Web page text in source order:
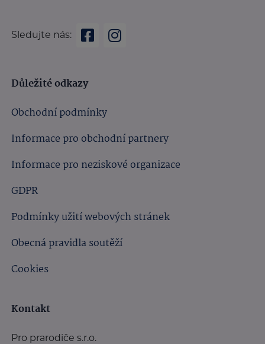
Sledujte nás:
Důležité odkazy
Obchodní podmínky
Informace pro obchodní partnery
Informace pro neziskové organizace
GDPR
Podmínky užití webových stránek
Obecná pravidla soutěží
Cookies
Kontakt
Pro prarodiče s.r.o.